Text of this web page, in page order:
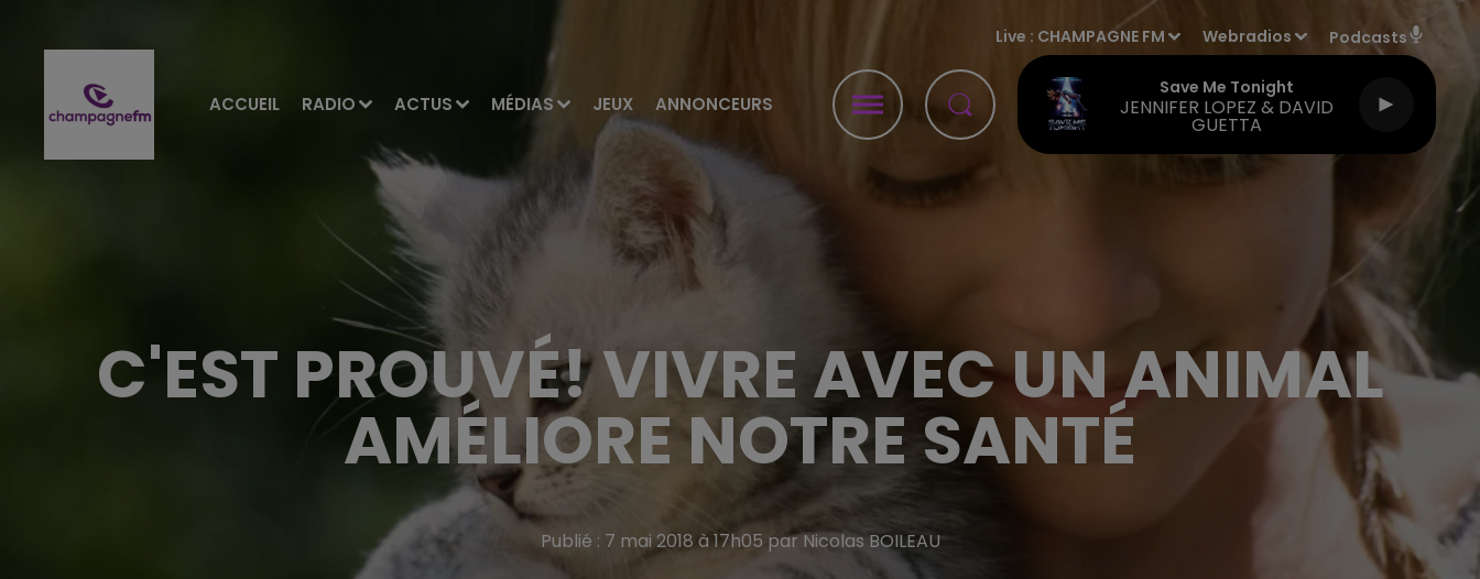
ACCUEIL RADIO ACTUS MÉDIAS JEUX ANNONCEURS
Live : CHAMPAGNE FM Webradios Podcasts
Save Me Tonight
JENNIFER LOPEZ & DAVID
GUETTA
C'EST PROUVÉ! VIVRE AVEC UN ANIMAL
AMÉLIORE NOTRE SANTÉ
Publié : 7 mai 2018 à 17h05 par Nicolas BOILEAU